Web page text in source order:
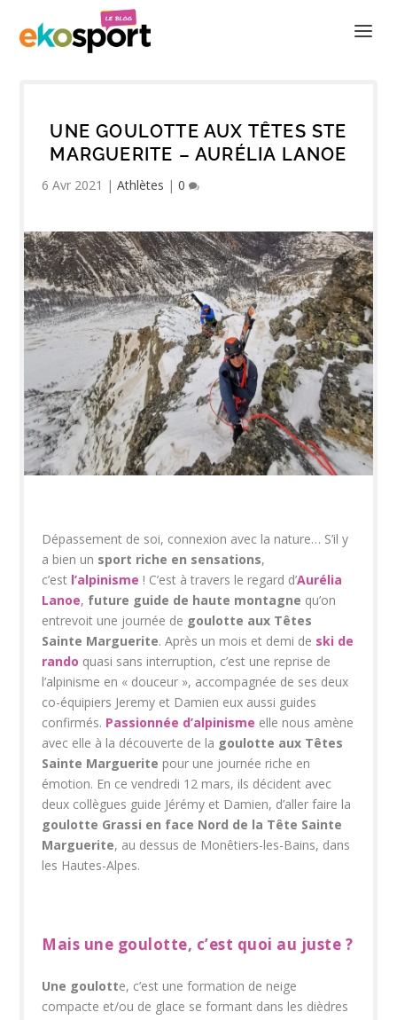
UNE GOULOTTE AUX TÊTES STE
MARGUERITE – AURÉLIA LANOE
6 Avr 2021 |Athlètes |0
Dépassement de soi, connexion avec la nature… S’il y
a bien un sport riche en sensations,
c’est l’alpinisme ! C’est à travers le regard d’Aurélia
Lanoe, future guide de haute montagne qu’on
entrevoit une journée de goulotte aux Têtes
Sainte Marguerite. Après un mois et demi de ski de
rando quasi sans interruption, c’est une reprise de
l’alpinisme en « douceur », accompagnée de ses deux
co-équipiers Jeremy et Damien eux aussi guides
confirmés. Passionnée d’alpinisme elle nous amène
avec elle à la découverte de la goulotte aux Têtes
Sainte Marguerite pour une journée riche en
émotion. En ce vendredi 12 mars, ils décident avec
deux collègues guide Jérémy et Damien, d’aller faire la
goulotte Grassi en face Nord de la Tête Sainte
Marguerite, au dessus de Monêtiers-les-Bains, dans
les Hautes-Alpes.
Mais une goulotte, c’est quoi au juste ?
Une goulotte, c’est une formation de neige
compacte et/ou de glace se formant dans les dièdres